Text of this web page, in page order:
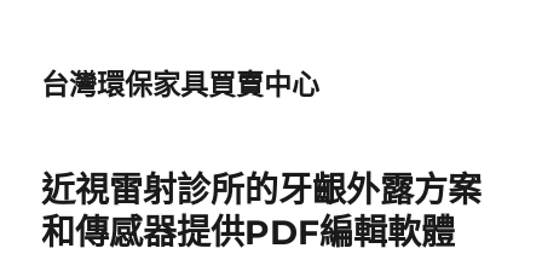
台灣環保家具買賣中心
近視雷射診所的牙齦外露方案
和傳感器提供PDF編輯軟體